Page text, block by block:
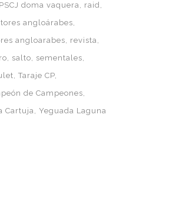
PSCJ doma vaquera
raid
angloárabes
angloarabes
revista
salto
sementales
Taraje CP
de Campeones
Cartuja Yeguada Laguna